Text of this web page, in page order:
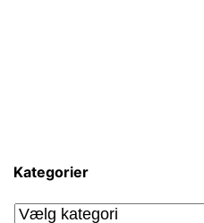
Kategorier
Kategorier